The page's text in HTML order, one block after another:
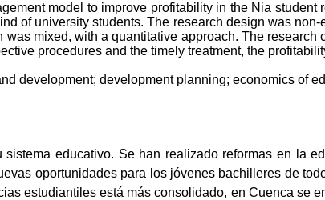
model to improve profitability in the Nia
of university students. The research design was
mixed, with a quantitative approach. The
procedures and the timely treatment, the
development; development planning; economics of
educativo. Se han realizado reformas en la
oportunidades para los jóvenes bachilleres de
estudiantiles está más consolidado, en Cuenca se